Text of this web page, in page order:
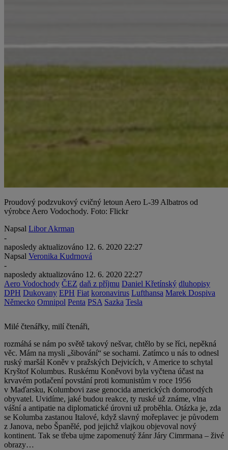
Proudový podzvukový cvičný letoun Aero L-39 Albatros od
výrobce Aero Vodochody. Foto: Flickr
Napsal Libor Akrman
-
naposledy aktualizováno 12. 6. 2020 22:27
Napsal Veronika Kudrnová
-
naposledy aktualizováno 12. 6. 2020 22:27
Aero Vodochody ČEZ daň z příjmu Daniel Křetínský dluhopisy
DPH Dukovany EPH Fiat koronavirus Lufthansa Marek Dospiva
Německo Omnipol Penta PSA Sazka Tesla
Milé čtenářky, milí čtenáři,
rozmáhá se nám po světě takový nešvar, chtělo by se říci, nepěkná
věc. Mám na mysli „šibování“ se sochami. Zatímco u nás to odnesl
ruský maršál Koněv v pražských Dejvicích, v Americe to schytal
Kryštof Kolumbus. Ruskému Koněvovi byla vyčtena účast na
krvavém potlačení povstání proti komunistům v roce 1956
v Maďarsku, Kolumbovi zase genocida amerických domorodých
obyvatel. Uvidíme, jaké budou reakce, ty ruské už známe, vlna
vášní a antipatie na diplomatické úrovni už proběhla. Otázka je, zda
se Kolumba zastanou Italové, když slavný mořeplavec je původem
z Janova, nebo Španělé, pod jejichž vlajkou objevoval nový
kontinent. Tak se třeba ujme zapomenutý žánr Járy Cimrmana – živé
obrazy…